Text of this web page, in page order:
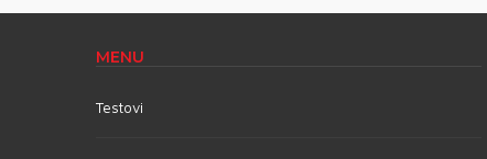
MENU
Testovi